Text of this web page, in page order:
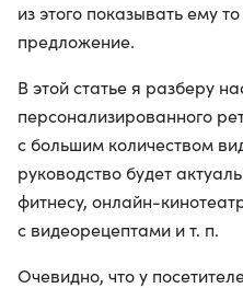
из этого показывать ему
предложение.
В этой статье я разберу
персонализированного
с большим количеством
руководство будет
фитнесу, онлайн-
с видеорецептами и т. п.
Очевидно, что у